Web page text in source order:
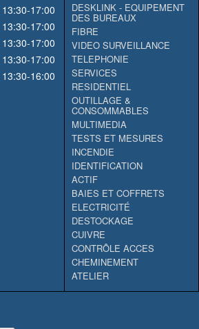
13:30-17:00
13:30-17:00
13:30-17:00
13:30-17:00
13:30-16:00
DESKLINK - EQUIPEMENT
DES BUREAUX
FIBRE
VIDEO SURVEILLANCE
TELEPHONIE
SERVICES
RESIDENTIEL
OUTILLAGE &
CONSOMMABLES
MULTIMEDIA
TESTS ET MESURES
INCENDIE
IDENTIFICATION
ACTIF
BAIES ET COFFRETS
ELECTRICITÉ
DESTOCKAGE
CUIVRE
CONTRÔLE ACCES
CHEMINEMENT
ATELIER